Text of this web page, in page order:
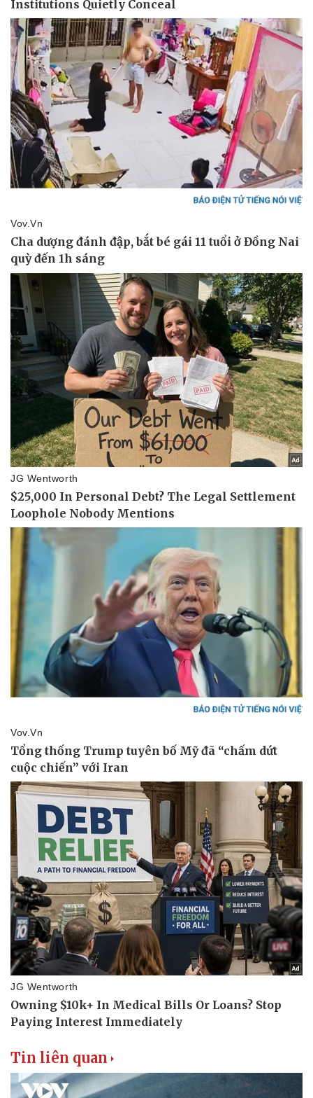
Thể thao
Bóng đá
eSports
Hậu trường
Ô tô - Xe máy
Ô tô
Xe máy
Tin liên quan